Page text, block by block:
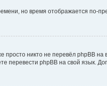
но время отображается
никто не перевёл phpBB
перевести phpBB на свой